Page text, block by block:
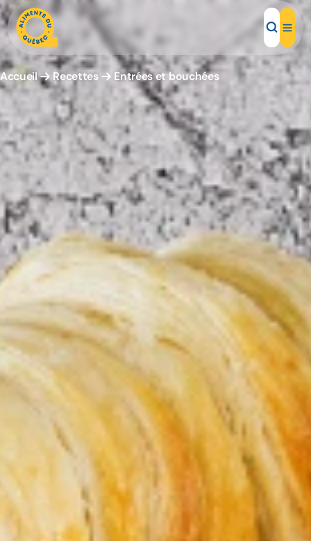
Aliments d'ici
Recettes
Inspirations d'ici
Restaurants
Institutions
À propos
Pourquoi adhérer
Portail adhérent
EN
Accueil Recettes Entrées et bouchées